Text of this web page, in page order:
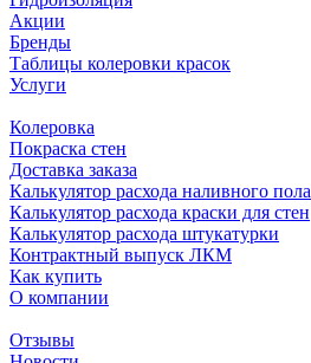
Акции
Бренды
Таблицы колеровки красок
Услуги
Колеровка
Покраска стен
Доставка заказа
Калькулятор расхода наливного пола
Калькулятор расхода краски для стен
Калькулятор расхода штукатурки
Контрактный выпуск ЛКМ
Как купить
О компании
Отзывы